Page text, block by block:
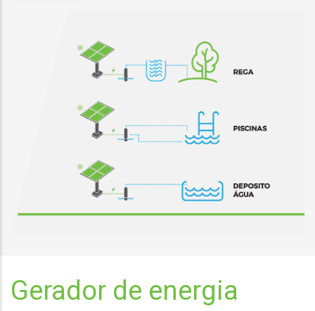
Gerador de energia